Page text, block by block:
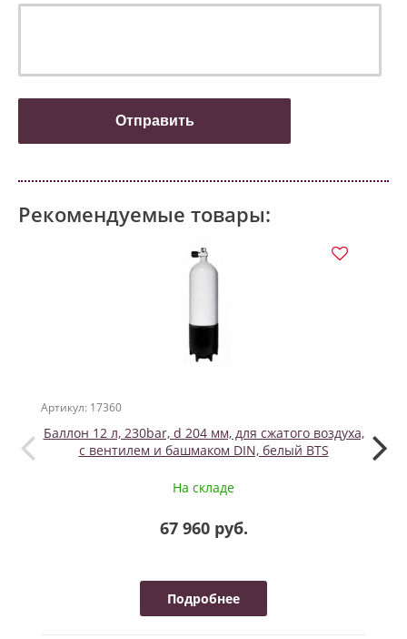
Рекомендуемые товары:
Артикул: 17360
Баллон 12 л, 230bar, d 204 мм, для сжатого воздуха,
с вентилем и башмаком DIN, белый BTS
На складе
67 960 руб.
Подробнее